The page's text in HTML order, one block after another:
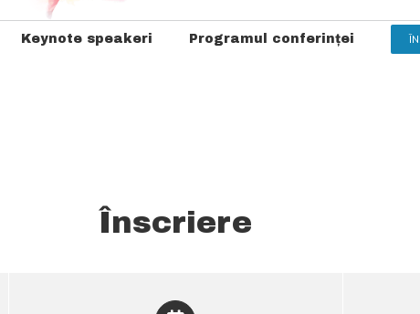
Keynote speakeri Programul conferinței
Înscriere